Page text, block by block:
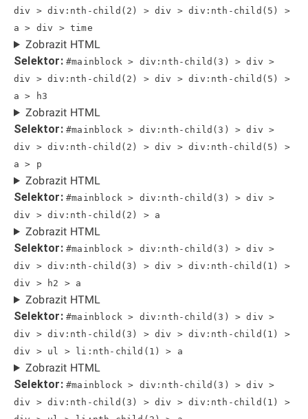
div > div:nth-child(2) > div > div:nth-child(5) >
a > div > time
Zobrazit HTML
Selektor: #mainblock > div:nth-child(3) > div >
div > div:nth-child(2) > div > div:nth-child(5) >
a > h3
Zobrazit HTML
Selektor: #mainblock > div:nth-child(3) > div >
div > div:nth-child(2) > div > div:nth-child(5) >
a > p
Zobrazit HTML
Selektor: #mainblock > div:nth-child(3) > div >
div > div:nth-child(2) > a
Zobrazit HTML
Selektor: #mainblock > div:nth-child(3) > div >
div > div:nth-child(3) > div > div:nth-child(1) >
div > h2 > a
Zobrazit HTML
Selektor: #mainblock > div:nth-child(3) > div >
div > div:nth-child(3) > div > div:nth-child(1) >
div > ul > li:nth-child(1) > a
Zobrazit HTML
Selektor: #mainblock > div:nth-child(3) > div >
div > div:nth-child(3) > div > div:nth-child(1) >